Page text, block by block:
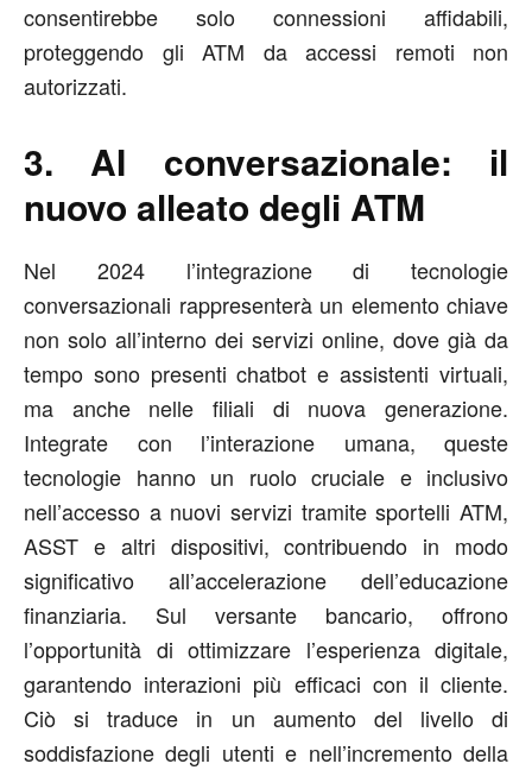
consentirebbe solo connessioni affidabili,
proteggendo gli ATM da accessi remoti non
autorizzati.
3. AI conversazionale: il
nuovo alleato degli ATM
Nel 2024 l’integrazione di tecnologie
conversazionali rappresenterà un elemento chiave
non solo all’interno dei servizi online, dove già da
tempo sono presenti chatbot e assistenti virtuali,
ma anche nelle filiali di nuova generazione.
Integrate con l’interazione umana, queste
tecnologie hanno un ruolo cruciale e inclusivo
nell’accesso a nuovi servizi tramite sportelli ATM,
ASST e altri dispositivi, contribuendo in modo
significativo all’accelerazione dell’educazione
finanziaria. Sul versante bancario, offrono
l’opportunità di ottimizzare l’esperienza digitale,
garantendo interazioni più efficaci con il cliente.
Ciò si traduce in un aumento del livello di
soddisfazione degli utenti e nell’incremento della